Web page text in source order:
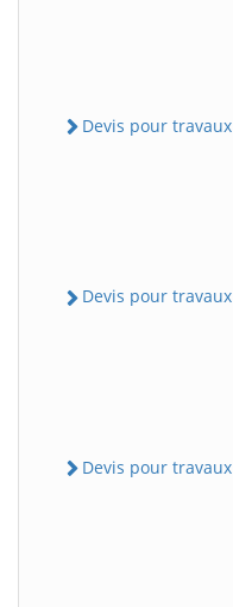
Devis pour travaux
Devis pour travaux
Devis pour travaux